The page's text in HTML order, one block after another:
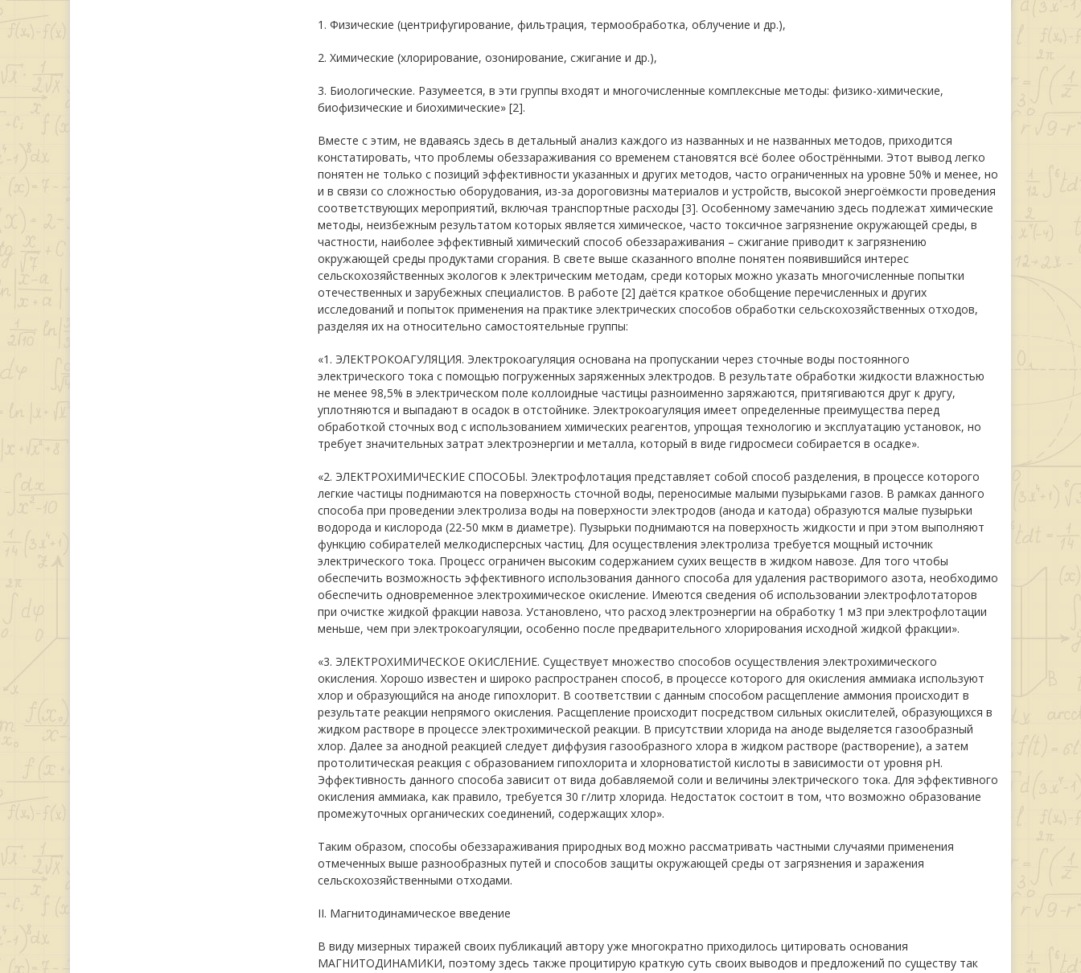
1. Физические (центрифугирование, фильтрация, термообработка, облучение и др.),
2. Химические (хлорирование, озонирование, сжигание и др.),
3. Биологические. Разумеется, в эти группы входят и многочисленные комплексные методы: физико-химические,
биофизические и биохимические» [2].
Вместе с этим, не вдаваясь здесь в детальный анализ каждого из названных и не названных методов, приходится
констатировать, что проблемы обеззараживания со временем становятся всё более обострёнными. Этот вывод легко
понятен не только с позиций эффективности указанных и других методов, часто ограниченных на уровне 50% и менее, но
и в связи со сложностью оборудования, из-за дороговизны материалов и устройств, высокой энергоёмкости проведения
соответствующих мероприятий, включая транспортные расходы [3]. Особенному замечанию здесь подлежат химические
методы, неизбежным результатом которых является химическое, часто токсичное загрязнение окружающей среды, в
частности, наиболее эффективный химический способ обеззараживания – сжигание приводит к загрязнению
окружающей среды продуктами сгорания. В свете выше сказанного вполне понятен появившийся интерес
сельскохозяйственных экологов к электрическим методам, среди которых можно указать многочисленные попытки
отечественных и зарубежных специалистов. В работе [2] даётся краткое обобщение перечисленных и других
исследований и попыток применения на практике электрических способов обработки сельскохозяйственных отходов,
разделяя их на относительно самостоятельные группы:
«1. ЭЛЕКТРОКОАГУЛЯЦИЯ. Электрокоагуляция основана на пропускании через сточные воды постоянного
электрического тока с помощью погруженных заряженных электродов. В результате обработки жидкости влажностью
не менее 98,5% в электрическом поле коллоидные частицы разноименно заряжаются, притягиваются друг к другу,
уплотняются и выпадают в осадок в отстойнике. Электрокоагуляция имеет определенные преимущества перед
обработкой сточных вод с использованием химических реагентов, упрощая технологию и эксплуатацию установок, но
требует значительных затрат электроэнергии и металла, который в виде гидросмеси собирается в осадке».
«2. ЭЛЕКТРОХИМИЧЕСКИЕ СПОСОБЫ. Электрофлотация представляет собой способ разделения, в процессе которого
легкие частицы поднимаются на поверхность сточной воды, переносимые малыми пузырьками газов. В рамках данного
способа при проведении электролиза воды на поверхности электродов (анода и катода) образуются малые пузырьки
водорода и кислорода (22-50 мкм в диаметре). Пузырьки поднимаются на поверхность жидкости и при этом выполняют
функцию собирателей мелкодисперсных частиц. Для осуществления электролиза требуется мощный источник
электрического тока. Процесс ограничен высоким содержанием сухих веществ в жидком навозе. Для того чтобы
обеспечить возможность эффективного использования данного способа для удаления растворимого азота, необходимо
обеспечить одновременное электрохимическое окисление. Имеются сведения об использовании электрофлотаторов
при очистке жидкой фракции навоза. Установлено, что расход электроэнергии на обработку 1 м3 при электрофлотации
меньше, чем при электрокоагуляции, особенно после предварительного хлорирования исходной жидкой фракции».
«3. ЭЛЕКТРОХИМИЧЕСКОЕ ОКИСЛЕНИЕ. Существует множество способов осуществления электрохимического
окисления. Хорошо известен и широко распространен способ, в процессе которого для окисления аммиака используют
хлор и образующийся на аноде гипохлорит. В соответствии с данным способом расщепление аммония происходит в
результате реакции непрямого окисления. Расщепление происходит посредством сильных окислителей, образующихся в
жидком растворе в процессе электрохимической реакции. В присутствии хлорида на аноде выделяется газообразный
хлор. Далее за анодной реакцией следует диффузия газообразного хлора в жидком растворе (растворение), а затем
протолитическая реакция с образованием гипохлорита и хлорноватистой кислоты в зависимости от уровня рН.
Эффективность данного способа зависит от вида добавляемой соли и величины электрического тока. Для эффективного
окисления аммиака, как правило, требуется 30 г/литр хлорида. Недостаток состоит в том, что возможно образование
промежуточных органических соединений, содержащих хлор».
Таким образом, способы обеззараживания природных вод можно рассматривать частными случаями применения
отмеченных выше разнообразных путей и способов защиты окружающей среды от загрязнения и заражения
сельскохозяйственными отходами.
II. Магнитодинамическое введение
В виду мизерных тиражей своих публикаций автору уже многократно приходилось цитировать основания
МАГНИТОДИНАМИКИ, поэтому здесь также процитирую краткую суть своих выводов и предложений по существу так